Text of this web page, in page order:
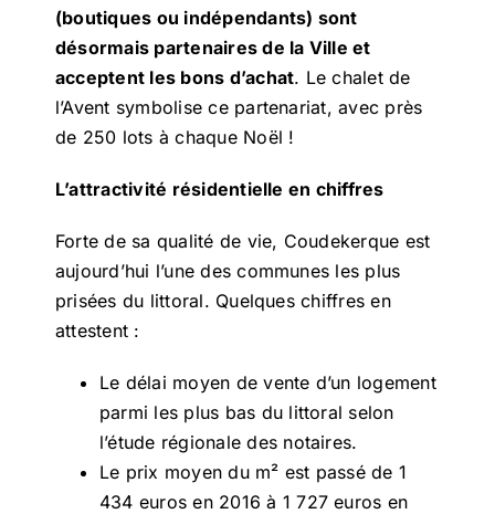
(boutiques ou indépendants) sont
désormais partenaires de la Ville et
acceptent les bons d’achat. Le chalet de
l’Avent symbolise ce partenariat, avec près
de 250 lots à chaque Noël !
L’attractivité résidentielle en chiffres
Forte de sa qualité de vie, Coudekerque est
aujourd’hui l’une des communes les plus
prisées du littoral. Quelques chiffres en
attestent :
Le délai moyen de vente d’un logement
parmi les plus bas du littoral selon
l’étude régionale des notaires.
Le prix moyen du m² est passé de 1
434 euros en 2016 à 1 727 euros en